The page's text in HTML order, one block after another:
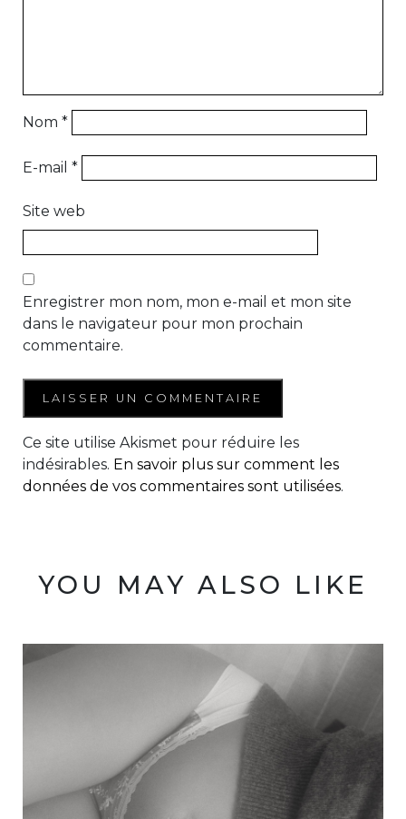
Nom *
E-mail *
Site web
Enregistrer mon nom, mon e-mail et mon site
dans le navigateur pour mon prochain
commentaire.
Ce site utilise Akismet pour réduire les
indésirables. En savoir plus sur comment les
données de vos commentaires sont utilisées.
YOU MAY ALSO LIKE